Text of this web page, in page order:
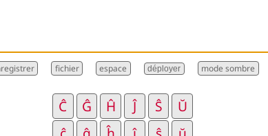
déployer